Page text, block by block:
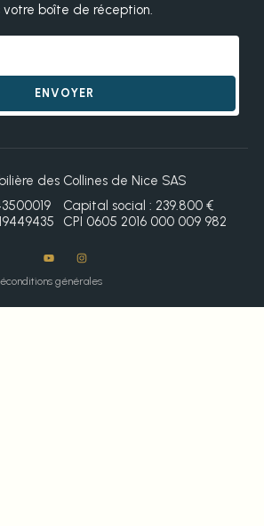
boîte de réception.
ENVOYER
des Collines de Nice SAS
Capital social : 239.800 €
CPI 0605 2016 000 009 982
conditions générales